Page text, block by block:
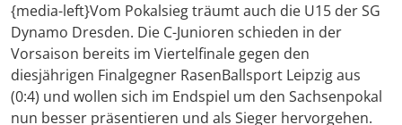
{media-left}Vom Pokalsieg träumt auch die U15 der SG
Dynamo Dresden. Die C-Junioren schieden in der
Vorsaison bereits im Viertelfinale gegen den
diesjährigen Finalgegner RasenBallsport Leipzig aus
(0:4) und wollen sich im Endspiel um den Sachsenpokal
nun besser präsentieren und als Sieger hervorgehen.